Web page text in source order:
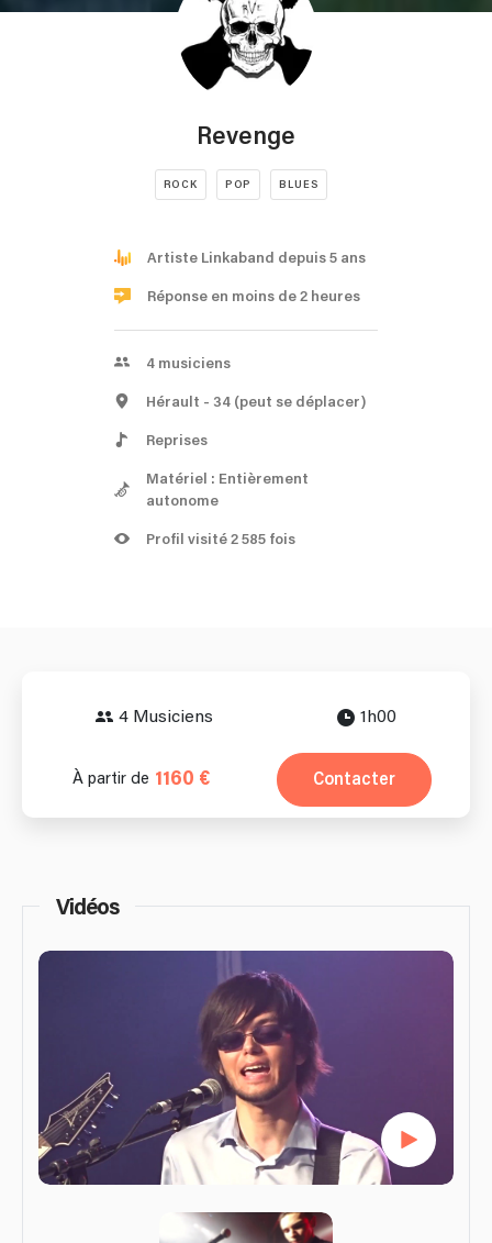
Revenge
ROCK POP BLUES
Artiste Linkaband depuis 5 ans
Réponse en moins de 2 heures
4 musiciens
Hérault - 34 (peut se déplacer)
Reprises
Matériel : Entièrement
autonome
Profil visité 2 585 fois
4 Musiciens 1h00
À partir de 1160 € Contacter
Vidéos